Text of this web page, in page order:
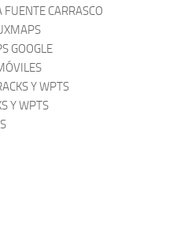
CARRASCO
GOOGLE
Y WPTS
Y WPTS